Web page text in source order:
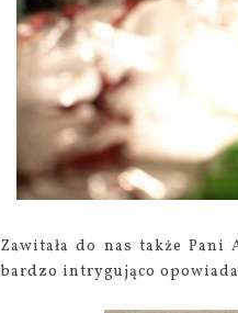
Zawitała do nas także
bardzo intrygująco